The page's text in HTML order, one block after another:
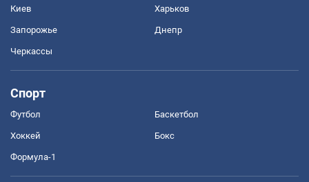
Киев Харьков
Запорожье Днепр
Черкассы
Спорт
Футбол Баскетбол
Хоккей Бокс
Формула-1